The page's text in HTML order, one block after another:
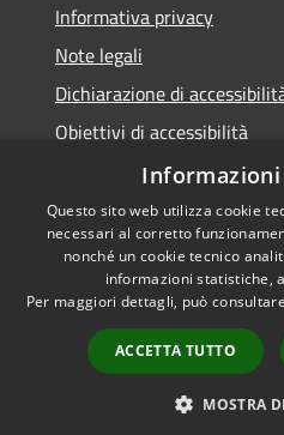
Informativa privacy
Note legali
Dichiarazione di
Obiettivi di accessibilità
Accessibilità
Privacy
Mappa del sito
Questo sito web utilizza cookie
necessari al corretto
nonché un cookie tecnico
informazioni statistiche,
Per maggiori dettagli, può
ACCETTA TUTTO
MOSTRA